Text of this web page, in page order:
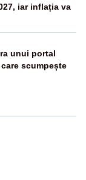
iar inflația va
unui portal
scumpește